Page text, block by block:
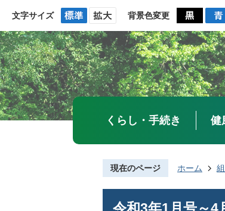
文字サイズ 背景色変更
くらし・手続き 健
現在のページ ホーム